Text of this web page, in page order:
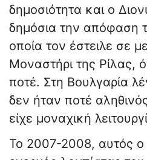
δημοσιότητα και ο
δημόσια την απόφαση
οποία τον έστειλε σε
Μοναστήρι της Ρίλας,
ποτέ. Στη Βουλγαρία
δεν ήταν ποτέ
είχε μοναχική
Το 2007-2008, αυτός ο